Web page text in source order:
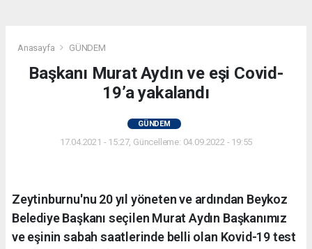
Anasayfa GÜNDEM
Başkanı Murat Aydın ve eşi Covid-
19’a yakalandı
GÜNDEM
17.04.2021 - 15:27, Güncelleme: 04.09.2022 - 19:55
Zeytinburnu'nu 20 yıl yöneten ve ardından Beykoz
Belediye Başkanı seçilen Murat Aydın Başkanımız
ve eşinin sabah saatlerinde belli olan Kovid-19 test